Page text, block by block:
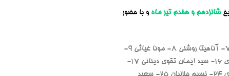
شانزدهم و هفدم تیر ماهو با حضور
۱- امیر شرافتی (سرپرست) ۲- حسین معینی فر ۳- محمد ایزدی ۴- مهرداد محمدی ۵- آوا صادقی ۶- سهیل اردوخانی ۷- آناهیتا روشنی ۸- مونا غياثى ۹-
حسین خادمی ۱۰- علی طاهری ۱۱- حسن روشنی ۱۲- منوچهر هدایت ۱۳- مهدی نامنی ۱۴-پرویز عسکری ۱۵- رسول موسوی ۱۶- سید ایمان تقوی دینانی ۱۷-